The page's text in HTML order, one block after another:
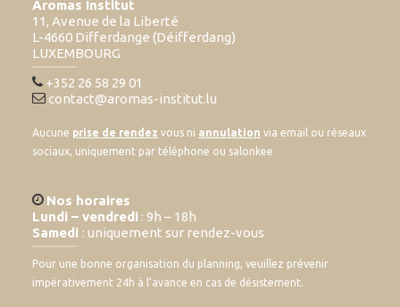
Aromas Institut
11, Avenue de la Liberté
L-4660 Differdange (Déifferdang)
LUXEMBOURG
+352 26 58 29 01
contact@aromas-institut.lu
Aucune prise de rendez vous ni annulation via email ou réseaux
sociaux, uniquement par téléphone ou salonkee
Nos horaires
Lundi – vendredi : 9h – 18h
Samedi : uniquement sur rendez-vous
Pour une bonne organisation du planning, veuillez prévenir
impérativement 24h à l’avance en cas de désistement.